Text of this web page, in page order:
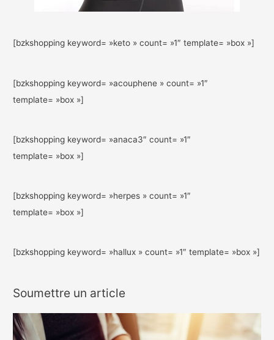
[bzkshopping keyword= »keto » count= »1″ template= »box »]
[bzkshopping keyword= »acouphene » count= »1″
template= »box »]
[bzkshopping keyword= »anaca3″ count= »1″
template= »box »]
[bzkshopping keyword= »herpes » count= »1″
template= »box »]
[bzkshopping keyword= »hallux » count= »1″ template= »box »]
Soumettre un article